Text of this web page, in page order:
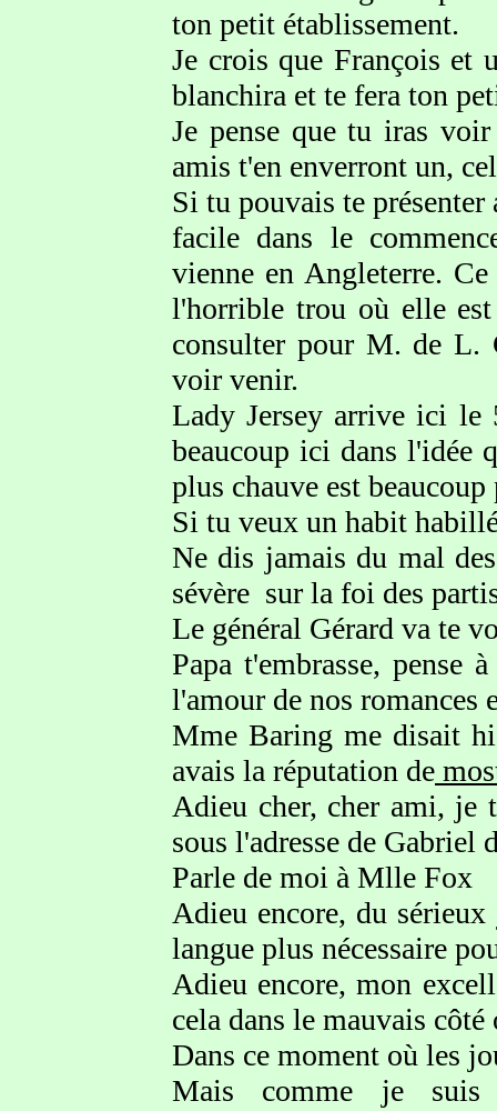
ton petit établissement.
Je crois que François et
blanchira et te fera ton
Je pense que tu iras
amis t'en enverront un,
Si tu pouvais te
facile dans le
vienne en Angleterre.
l'horrible trou où elle
consulter pour M. de L.
voir venir.
Lady Jersey arrive ici le
beaucoup ici dans l'idée
plus chauve est
Si tu veux un habit
Ne dis jamais du mal
sévère sur la foi des
Le général Gérard va te
Papa t'embrasse, pense
l'amour de nos romances
Mme Baring me disait
avais la réputation de
Adieu cher, cher ami, je
sous l'adresse de Gabriel
Parle de moi à Mlle Fox
Adieu encore, du
langue plus nécessaire
Adieu encore, mon
cela dans le mauvais
Dans ce moment où les
Mais comme je suis